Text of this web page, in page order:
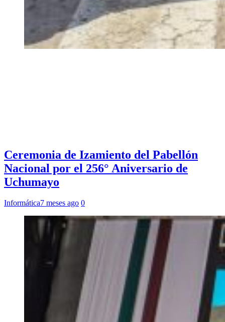
Ceremonia de Izamiento del Pabellón
Nacional por el 256° Aniversario de
Uchumayo
Informática7 meses ago 0